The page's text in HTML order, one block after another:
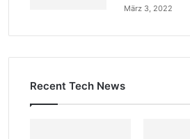
März 3, 2022
Recent Tech News